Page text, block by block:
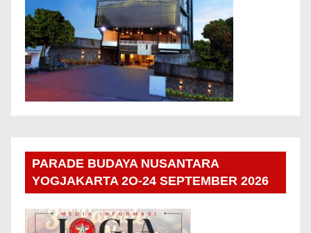
PARADE BUDAYA NUSANTARA
YOGJAKARTA 2O-24 SEPTEMBER 2026